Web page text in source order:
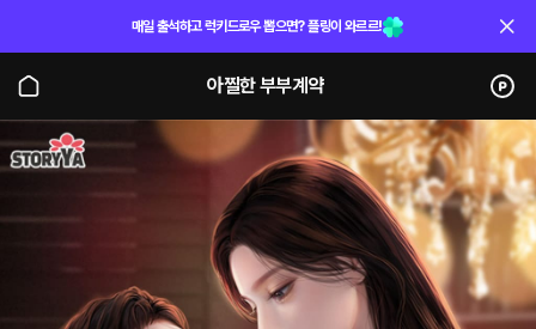
매일 출석하고 럭키드로우 뽑으면? 플링이 와르르!
아찔한 부부계약